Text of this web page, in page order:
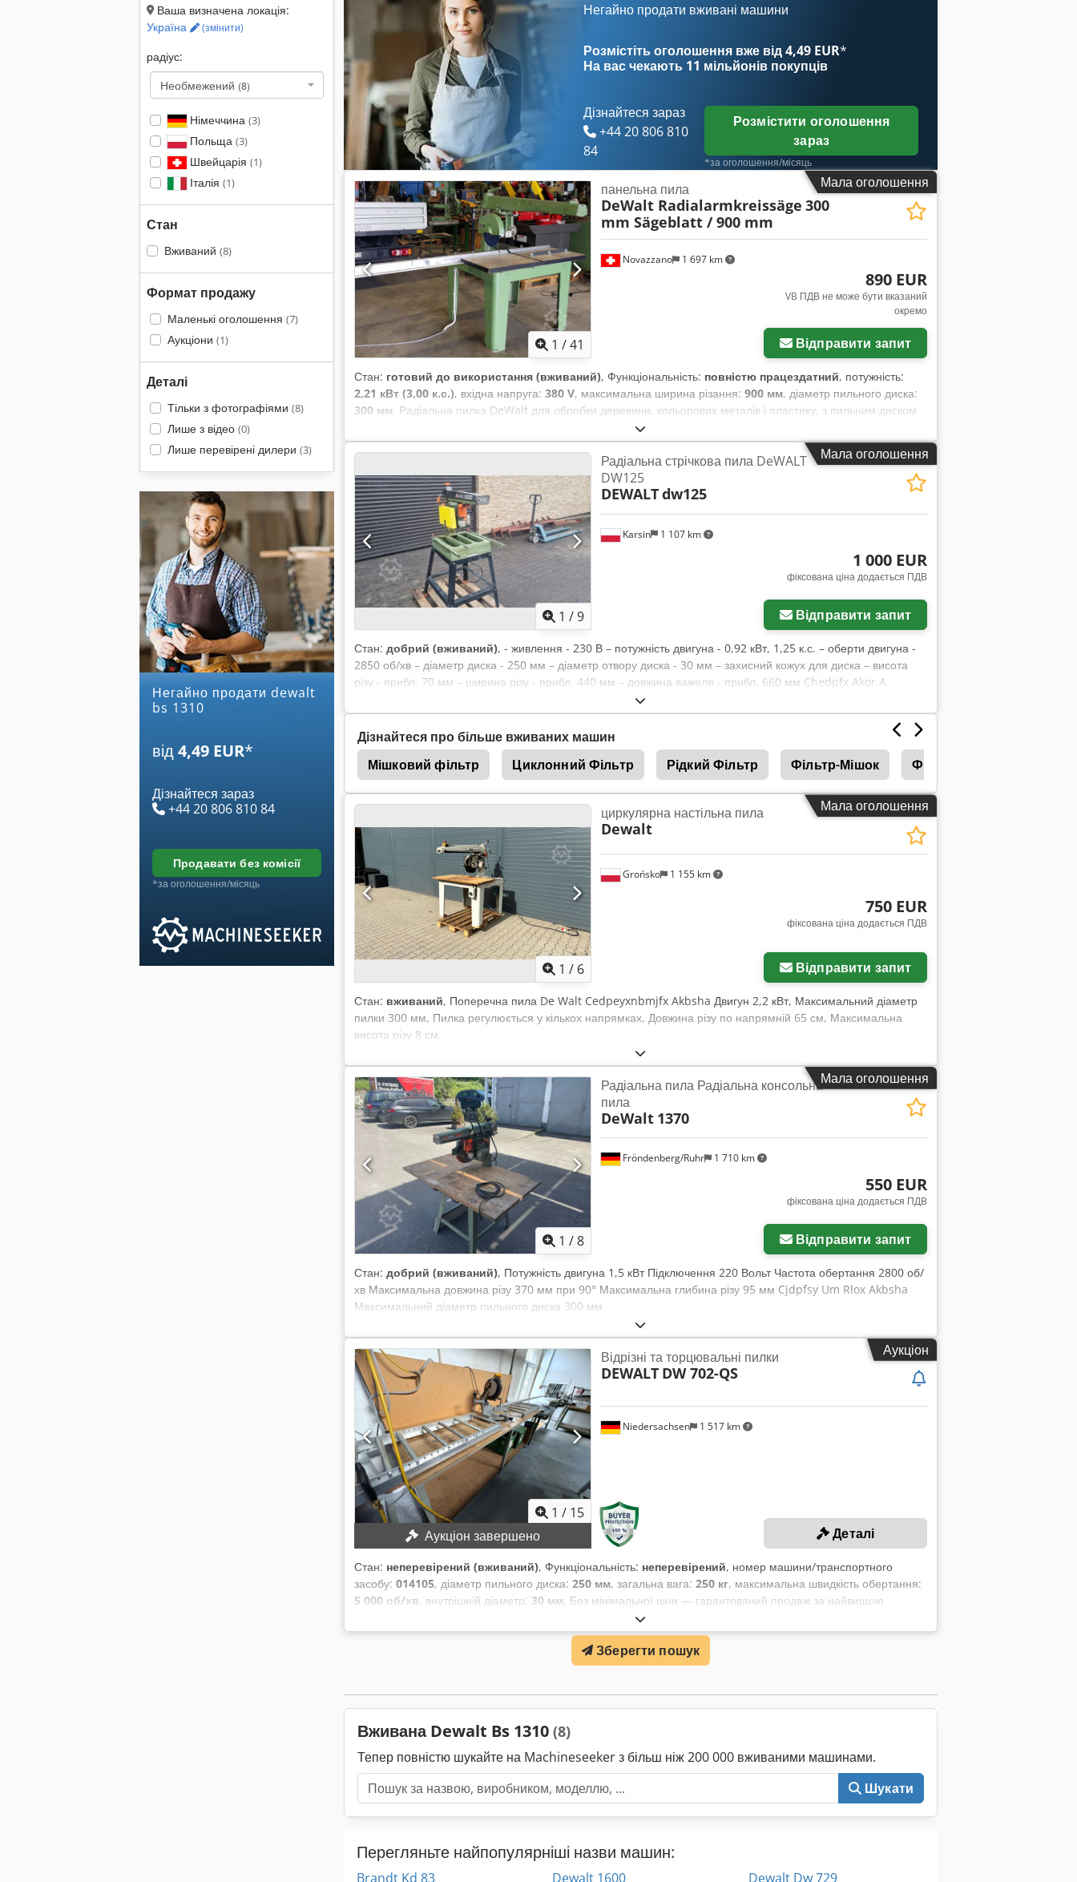
Ваша визначена локація:
Україна
(змінити)
радіус:
Необмежений (8)
Німеччина (3)
Польща (3)
Швейцарія (1)
Італія (1)
Стан
Вживаний (8)
Формат продажу
Маленькі оголошення (7)
Аукціони (1)
Деталі
Тільки з фотографіями (8)
Лише з відео (0)
Лише перевірені дилери (3)
Негайно продати dewalt
bs 1310
від4,49 EUR*
Дізнайтеся зараз
+44 20 806 810 84
продавати без комісії
*за оголошення/місяць
Негайно продати вживані машини
Розмістіть оголошення вже від 4,49 EUR*
На вас чекають 11 мільйонів покупців
Дізнайтеся зараз
+44 20 806 810
84
Розмістити оголошення
зараз
*за оголошення/місяць
Мала оголошення
1 /41
Novazzano 1 697 km
панельна пила
DeWalt Radialarmkreissäge 300
mm Sägeblatt / 900 mm
890 EUR
VB ПДВ не може бути вказаний
окремо
Відправити запит
Стан: готовий до використання (вживаний), Функціональність: повністю працездатний, потужність:
2,21 кВт (3,00 к.с.), вхідна напруга: 380 V, максимальна ширина різання: 900 мм, діаметр пильного диска:
300 мм, Радіальна пилка DeWalt для обробки деревини, кольорових металів і пластику, з пильним диском
діаметром 300 мм, потужністю 3 к.с. (380 В, трифазний струм), з можливістю регулювання та нахилу.
Chjdpfx Akjzl Hfuoboa Моторний блок із пильним диском переміщується на 900 мм по верхньому
кронштейну, який має регулювання по висоті та може обертатися вліво та вправо. Вживана, повністю
функціональна машина, в комплекті з підставкою.
Мала оголошення
1 /9
Karsin 1 107 km
Радіальна стрічкова пила DeWALT
DW125
DEWALTdw125
1 000 EUR
фіксована ціна додається ПДВ
Відправити запит
Стан: добрий (вживаний), - живлення - 230 В – потужність двигуна - 0,92 кВт, 1,25 к.с. – оберти двигуна -
2850 об/хв – діаметр диска - 250 мм – діаметр отвору диска - 30 мм – захисний кожух для диска – висота
різу - прибл. 70 мм – ширина різу - прибл. 440 мм – довжина важеля - прибл. 660 мм Chedpfx Akor A
Anqsbja – регулювання кута важеля +/- 90° – регулювання кута диска 0°–90° – регулювання висоти важеля
– регулювання диска по вертикальній осі +/- 90° НЕМАЄ ОПОРНИХ ДИСКІВ ДЛЯ РІЗАЛЬНОГО ДИСКА
Дізнайтеся про більше вживаних машин
Мішковий фільтр
Циклонний Фільтр Рідкий Фільтр Фільтр-Мішок Фільтр Грубої Очистки
Pfeiffer
Мала оголошення
1 / 6
Grońsko 1 155 km
циркулярна настільна пила
Dewalt
750 EUR
фіксована ціна додається ПДВ
Відправити запит
Стан: вживаний, Поперечна пила De Walt Cedpeyxnbmjfx Akbsha Двигун 2,2 кВт, Максимальний діаметр
пилки 300 мм, Пилка регулюється у кількох напрямках, Довжина різу по напрямній 65 см, Максимальна
висота різу 8 см.
Мала оголошення
1 /8
Fröndenberg/Ruhr 1 710 km
Радіальна пила Радіальна консольна
пила
DeWalt 1370
550 EUR
фіксована ціна додається ПДВ
Відправити запит
Стан: добрий (вживаний), Потужність двигуна 1,5 кВт Підключення 220 Вольт Частота обертання 2800 об/
хв Максимальна довжина різу 370 мм при 90° Максимальна глибина різу 95 мм Cjdpfsy Um Rlox Akbsha
Максимальний діаметр пильного диска 300 мм
Аукціон
1 / 15
Аукціон завершено
Niedersachsen 1 517 km
Відрізні та торцювальні пилки
DEWALT DW 702-QS
Деталі
Стан: неперевірений (вживаний), Функціональність: неперевірений, номер машини/транспортного
засобу: 014105, діаметр пильного диска: 250 мм, загальна вага: 250 кг, максимальна швидкість обертання:
5 000 об/хв, внутрішній діаметр: 30 мм, Без мінімальної ціни — гарантований продаж за найвищою
ставкою! Завантаження можливе 08.09.2025 або 09.09.2025! Chsdpfjw Hrzmsx Akbsa ТЕХНІЧНІ ДАНІ
Номінальна частота обертів: 5 000 об/хв Діаметр пильного диска: 250 мм Упор: до 6 300 мм Макс. глибина
різу: 90 мм Внутрішній діаметр: 30 мм ДЕТАЛІ МАШИНИ Габарити та вага Розміри (Д x Ш x В): 6400 x 900 x
1600 мм Вага: 250 кг ОБЛАДНАННЯ В комплекті монтажний набір для роликового конвеєра Примітка: У
Зберегти пошук
Вживана Dewalt Bs 1310 (8)
Тепер повністю шукайте на Machineseeker з більш ніж 200 000 вживаними машинами.
Шукати
Перегляньте найпопулярніші назви машин:
Brandt Kd 83 Dewalt 1600 Dewalt Dw 729